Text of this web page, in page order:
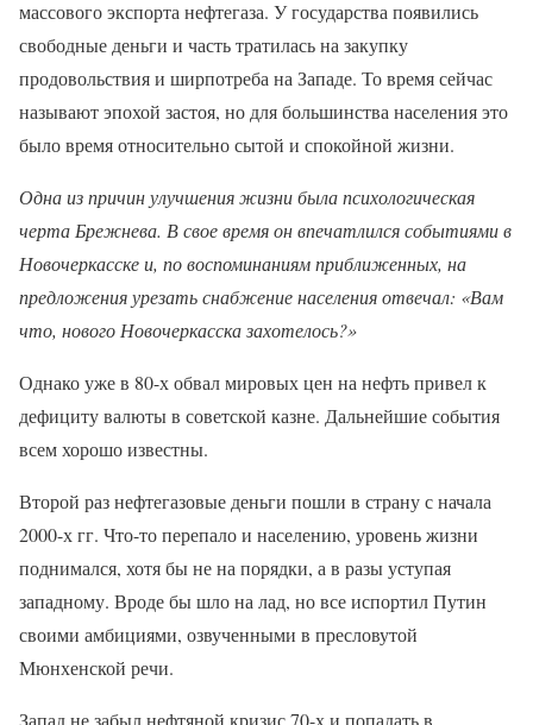
массового экспорта нефтегаза. У государства появились
свободные деньги и часть тратилась на закупку
продовольствия и ширпотреба на Западе. То время сейчас
называют эпохой застоя, но для большинства населения это
было время относительно сытой и спокойной жизни.
Одна из причин улучшения жизни была психологическая
черта Брежнева. В свое время он впечатлился событиями в
Новочеркасске и, по воспоминаниям приближенных, на
предложения урезать снабжение населения отвечал: «Вам
что, нового Новочеркасска захотелось?»
Однако уже в 80-х обвал мировых цен на нефть привел к
дефициту валюты в советской казне. Дальнейшие события
всем хорошо известны.
Второй раз нефтегазовые деньги пошли в страну с начала
2000-х гг. Что-то перепало и населению, уровень жизни
поднимался, хотя бы не на порядки, а в разы уступая
западному. Вроде бы шло на лад, но все испортил Путин
своими амбициями, озвученными в пресловутой
Мюнхенской речи.
Запад не забыл нефтяной кризис 70-х и попадать в